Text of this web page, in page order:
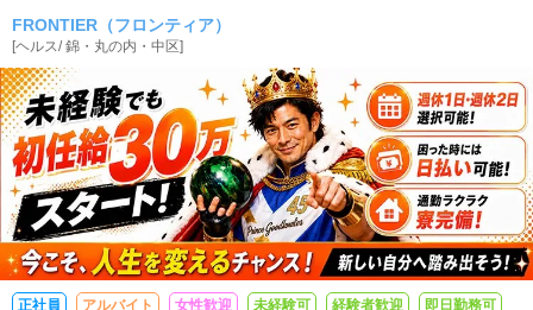
い。 その裏には、**長時間勤務（通しシフト）**や 休日の急な
呼び出しが発生するケースも少なくありません。 当店では、 ・
通しシフトの強要 ・お休みの日の呼び出し ・無理な勤務要請
こういったことは一切行っておりません。 無理なく、安心し
て、長く働ける環境を大切にしています。
FRONTIER（フロンティア）
[ヘルス/錦・丸の内・中区]
正社員 アルバイト 女性歓迎 未経験可 経験者歓迎
即日勤務可